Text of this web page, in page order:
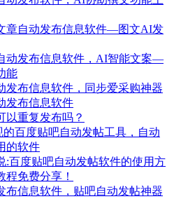
章自动发布信息软件—图文AI发
动发布信息软件，AI智能文案—
能
发布信息软件，同步爱采购神器
发布信息软件
以重复发布吗？
的百度贴吧自动发帖工具，自动
的软件
:百度贴吧自动发帖软件的使用方
程免费分享！
布信息软件，贴吧自动发帖神器